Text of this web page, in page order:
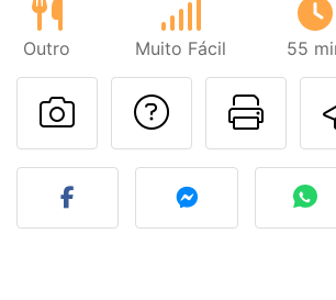
Outro Muito Fácil 55
Falar
Fez esta